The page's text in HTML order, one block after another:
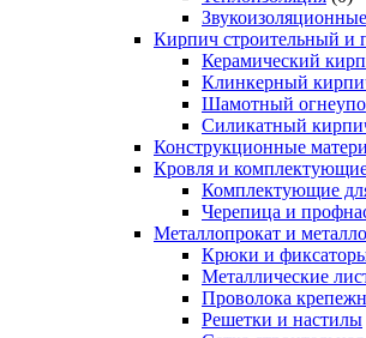
Кирпич строительный и
Керамический
Клинкерный
Шамотный
Силикатный
Конструкционные
Кровля и
Комплектующие
Черепица и
Металлопрокат и
Крюки и
Металлические
Проволока
Решетки и настилы